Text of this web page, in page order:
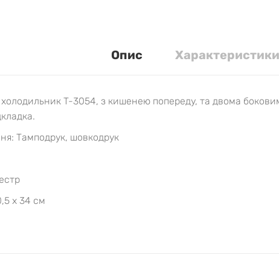
Опис Характеристики
холодильник T-3054, з кишенею попереду, та двома
Тамподрук, шовкодрук
х 34 см